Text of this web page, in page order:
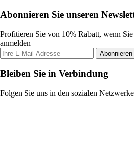
Abonnieren Sie unseren
Profitieren Sie von 10% Rabatt, wenn
anmelden
Abonnieren
Bleiben Sie in Verbindung
Folgen Sie uns in den sozialen